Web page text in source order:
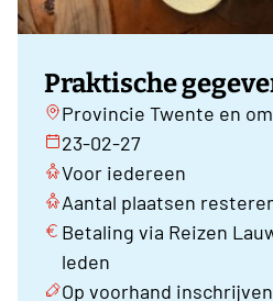
Praktische
Provincie Twente en
23-02-27
Voor iedereen
Aantal plaatsen
Betaling via Reizen
leden
Op voorhand